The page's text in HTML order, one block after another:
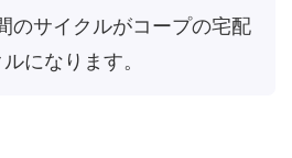
のサイクルがコープの宅配
になります。